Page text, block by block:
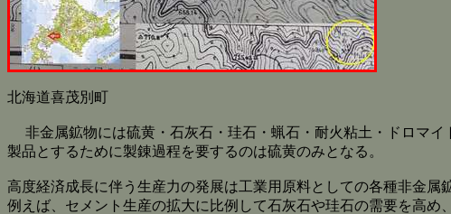
北海道喜茂別町
非金属鉱物には硫黄・石灰石・珪石・蝋石・耐火粘土・ドロマ
製品とするために製錬過程を要するのは硫黄のみとなる。
高度経済成長に伴う生産力の発展は工業用原料としての各種非金属
例えば、セメント生産の拡大に比例して石灰石や珪石の需要を高め、